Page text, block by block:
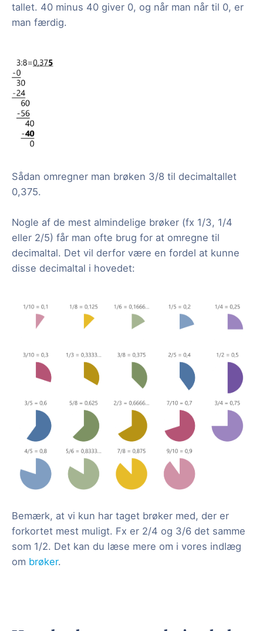
tallet. 40 minus 40 giver 0, og når man når til 0, er
man færdig.
Sådan omregner man brøken 3/8 til decimaltallet
0,375.
Nogle af de mest almindelige brøker (fx 1/3, 1/4
eller 2/5) får man ofte brug for at omregne til
decimaltal. Det vil derfor være en fordel at kunne
disse decimaltal i hovedet:
Bemærk, at vi kun har taget brøker med, der er
forkortet mest muligt. Fx er 2/4 og 3/6 det samme
som 1/2. Det kan du læse mere om i vores indlæg
om brøker.